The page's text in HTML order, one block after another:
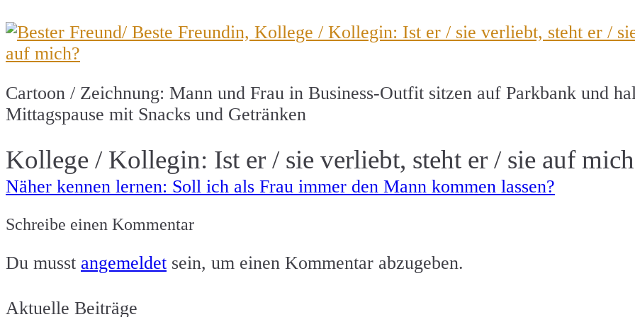
Cartoon / Zeichnung: Mann und Frau in Business-Outfit sitzen auf Parkbank und
Mittagspause mit Snacks und Getränken
Kollege / Kollegin: Ist er / sie verliebt, steht er / sie auf
Beitragsnavigation
Näher kennen lernen: Soll ich als Frau immer den Mann kommen lassen?
Schreibe einen Kommentar
Du musst angemeldet sein, um einen Kommentar abzugeben.
Aktuelle Beiträge